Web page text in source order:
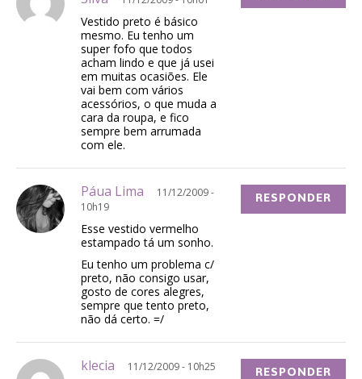
Vestido preto é básico
mesmo. Eu tenho um
super fofo que todos
acham lindo e que já usei
em muitas ocasiões. Ele
vai bem com vários
acessórios, o que muda a
cara da roupa, e fico
sempre bem arrumada
com ele.
Páua Lima
11/12/2009 -
10h19
Esse vestido vermelho
estampado tá um sonho.
Eu tenho um problema c/
preto, não consigo usar,
gosto de cores alegres,
sempre que tento preto,
não dá certo. =/
RESPONDER
klecia 11/12/2009 - 10h25 RESPONDER